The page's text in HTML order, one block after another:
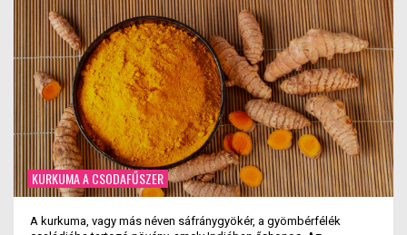
KURKUMA A CSODAFŰSZER
A kurkuma, vagy más néven sáfránygyökér, a gyömbérfélék